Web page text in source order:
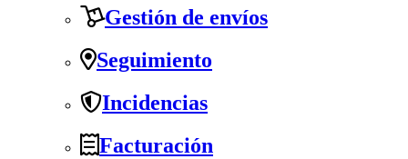
Gestión de envíos
Seguimiento
Incidencias
Facturación